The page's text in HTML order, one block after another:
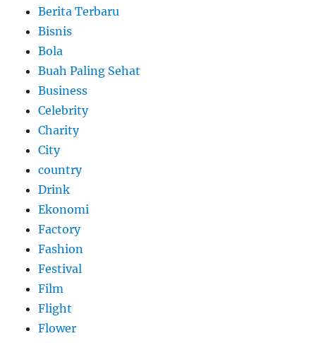
Berita Terbaru
Bisnis
Bola
Buah Paling Sehat
Business
Celebrity
Charity
City
country
Drink
Ekonomi
Factory
Fashion
Festival
Film
Flight
Flower